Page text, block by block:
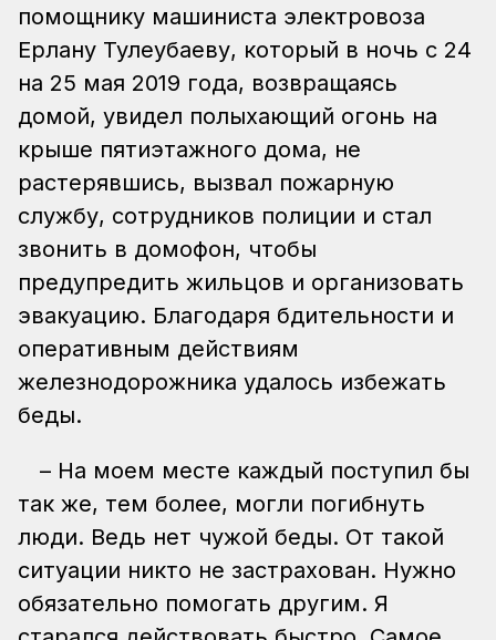
помощнику машиниста электровоза
Ерлану Тулеубаеву, который в ночь с 24
на 25 мая 2019 года, возвращаясь
домой, увидел полыхающий огонь на
крыше пятиэтажного дома, не
растерявшись, вызвал пожарную
службу, сотрудников полиции и стал
звонить в домофон, чтобы
предупредить жильцов и организовать
эвакуацию. Благодаря бдительности и
оперативным действиям
железнодорожника удалось избежать
беды.
– На моем месте каждый поступил бы
так же, тем более, могли погибнуть
люди. Ведь нет чужой беды. От такой
ситуации никто не застрахован. Нужно
обязательно помогать другим. Я